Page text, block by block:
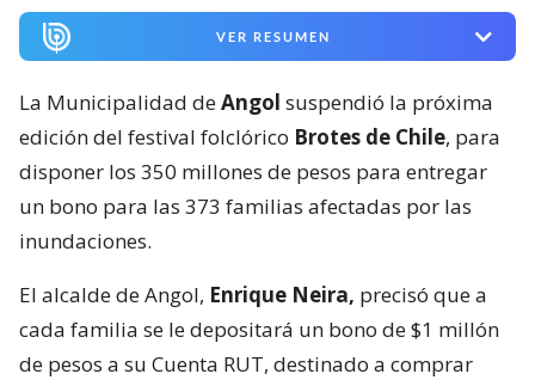
VER RESUMEN
La Municipalidad deAngol suspendió la próxima
edición del festival folclórico Brotes de Chile, para
disponer los 350 millones de pesos para entregar
un bono para las 373 familias afectadas por las
inundaciones.
El alcalde de Angol, Enrique Neira, precisó que a
cada familia se le depositará un bono de $1 millón
de pesos a su Cuenta RUT, destinado a comprar